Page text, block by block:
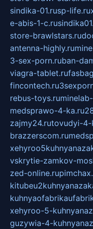
sindika-01.rusp-life.ru
e-abis-1-c.ru
store-brawlstars.ru
antenna-highly.ru
3-sex-porn.ruban-
viagra-tablet.ru
fincontech.ru
rebus-toys.ru
medsprawo-4-ka.ru
zajmy24.rutovudyi-4-
brazzerscom.ru
vskrytie-zamkov-
zed-online.ru
xehyroo-5-
guzywia-4-